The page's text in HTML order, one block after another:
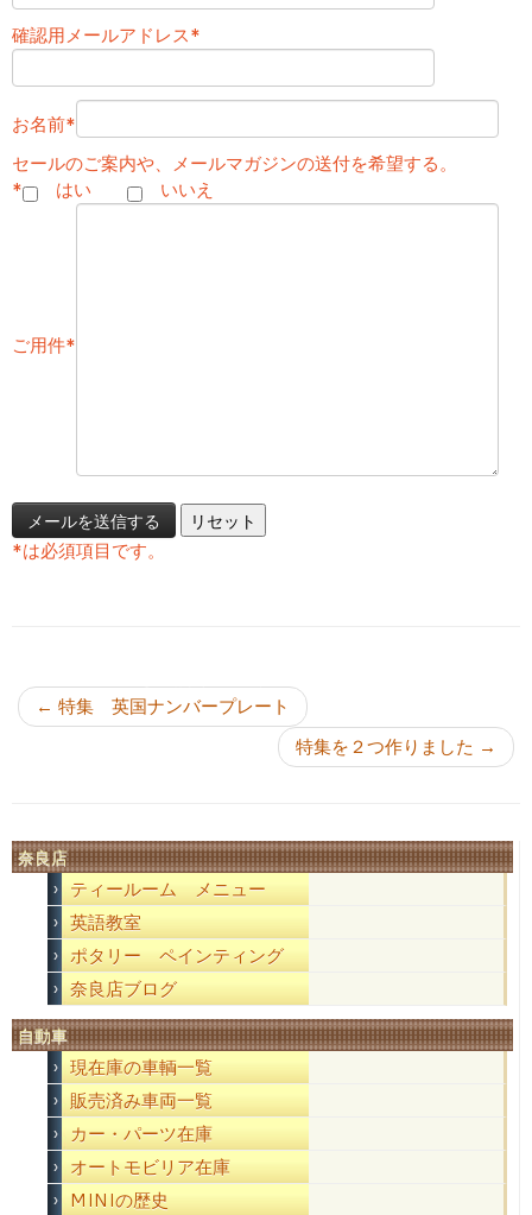
確認用メールアドレス*
お名前*
セールのご案内や、メールマガジンの送付を希望する。
*
はい いいえ
ご用件*
*は必須項目です。
← 特集 英国ナンバープレート
特集を２つ作りました →
奈良店
ティールーム メニュー
英語教室
ポタリー ペインティング
奈良店ブログ
自動車
現在庫の車輌一覧
販売済み車両一覧
カー・パーツ在庫
オートモビリア在庫
MINIの歴史